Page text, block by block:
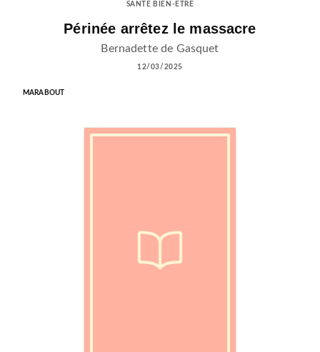
SANTÉ BIEN-ÊTRE
Périnée arrêtez le massacre
Bernadette de Gasquet
12/03/2025
MARABOUT